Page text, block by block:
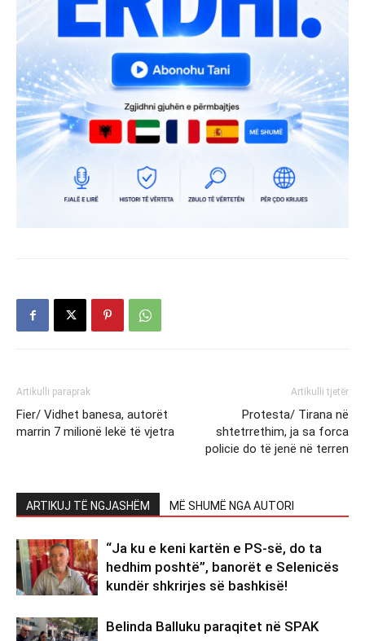
Artikulli paraprak
Fier/ Vidhet banesa, autorët
marrin 7 milionë lekë të vjetra
Artikulli tjetër
Protesta/ Tirana në
shtetrrethim, ja sa forca
policie do të jenë në terren
ARTIKUJ TË NGJASHËM MË SHUMË NGA AUTORI
“Ja ku e keni kartën e PS-së, do ta
hedhim poshtë”, banorët e Selenicës
kundër shkrirjes së bashkisë!
Belinda Balluku paraqitet në SPAK